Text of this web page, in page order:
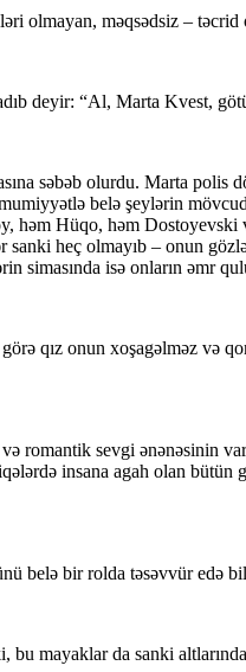
olmayan, məqsədsiz –
deyir: “Al, Marta Kvest,
səbəb olurdu. Marta
belə şeylərin
Hüqo, həm Dostoyevski
heç olmayıb – onun
isə onların əmr
qız onun xoşagəlməz və
romantik sevgi ənənəsinin
insana agah olan
belə bir rolda təsəvvür edə
mayaklar da sanki